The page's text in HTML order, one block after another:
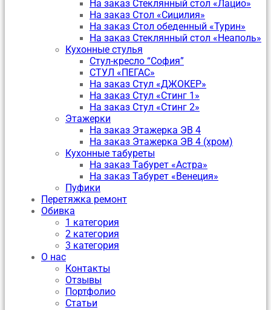
На заказ Стеклянный стол «Лацио»
На заказ Стол «Сицилия»
На заказ Стол обеденный «Турин»
На заказ Стеклянный стол «Неаполь»
Кухонные стулья
Стул-кресло “София”
CТУЛ «ПЕГАС»
На заказ Стул «ДЖОКЕР»
На заказ Стул «Стинг 1»
На заказ Стул «Стинг 2»
Этажерки
На заказ Этажерка ЭВ 4
На заказ Этажерка ЭВ 4 (хром)
Кухонные табуреты
На заказ Табурет «Астра»
На заказ Табурет «Венеция»
Пуфики
Перетяжка ремонт
Обивка
1 категория
2 категория
3 категория
О нас
Контакты
Отзывы
Портфолио
Статьи